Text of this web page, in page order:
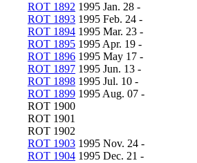
ROT 1892 1995 Jan. 28 -
ROT 1893 1995 Feb. 24 -
ROT 1894 1995 Mar. 23 -
ROT 1895 1995 Apr. 19 -
ROT 1896 1995 May 17 -
ROT 1897 1995 Jun. 13 -
ROT 1898 1995 Jul. 10 -
ROT 1899 1995 Aug. 07 -
ROT 1900
ROT 1901
ROT 1902
ROT 1903 1995 Nov. 24 -
ROT 1904 1995 Dec. 21 -